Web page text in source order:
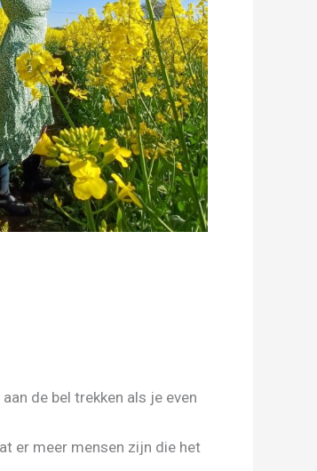
de bel trekken als je even
er meer mensen zijn die het